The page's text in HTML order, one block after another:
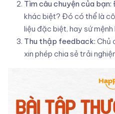
Tìm câu chuyện của bạn:
khác biệt? Đó có thể là
liệu đặc biệt, hay sứ mệnh
Thu thập feedback: Chủ
xin phép chia sẻ trải